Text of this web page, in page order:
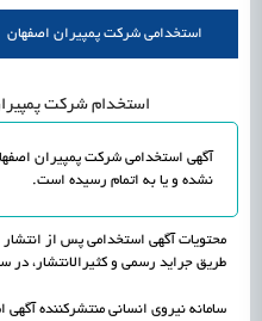
اشتغال و کارآفرینی رسیدن مجوز ایجاد
استخدامی شرکت پمپیران اصفهان
استخدام شرکت پمپیران
نشده و یا به اتمام رسیده است.
محتویات آگهی استخدامی پس از
طریق جراید رسمی و کثیرالانتشار، در
سامانه نیروی انسانی منتشرکننده